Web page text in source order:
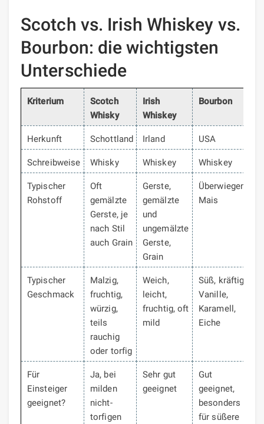
Scotch vs. Irish Whiskey vs.
Bourbon: die wichtigsten
Unterschiede
Kriterium
Scotch
Whisky
Irish
Whiskey
Bourbon
Herkunft Schottland Irland USA
Schreibweise Whisky Whiskey Whiskey
Typischer
Rohstoff
Oft
gemälzte
Gerste, je
nach Stil
auch Grain
Gerste,
gemälzte
und
ungemälzte
Gerste,
Grain
Überwiegend
Mais
Typischer
Geschmack
Malzig,
fruchtig,
würzig,
teils
rauchig
oder torfig
Weich,
leicht,
fruchtig, oft
mild
Süß, kräftig,
Vanille,
Karamell,
Eiche
Für
Einsteiger
geeignet?
Ja, bei
milden
nicht-
torfigen
Sehr gut
geeignet
Gut
geeignet,
besonders
für süßere